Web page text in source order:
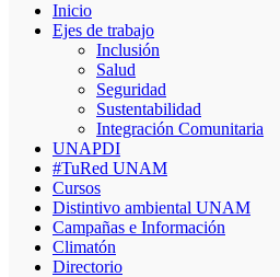
Inicio
Ejes de trabajo
Inclusión
Salud
Seguridad
Sustentabilidad
Integración Comunitaria
UNAPDI
#TuRed UNAM
Cursos
Distintivo ambiental UNAM
Campañas e Información
Climatón
Directorio